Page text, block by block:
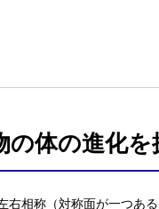
体の進化を
右相称（対称面が一つあ